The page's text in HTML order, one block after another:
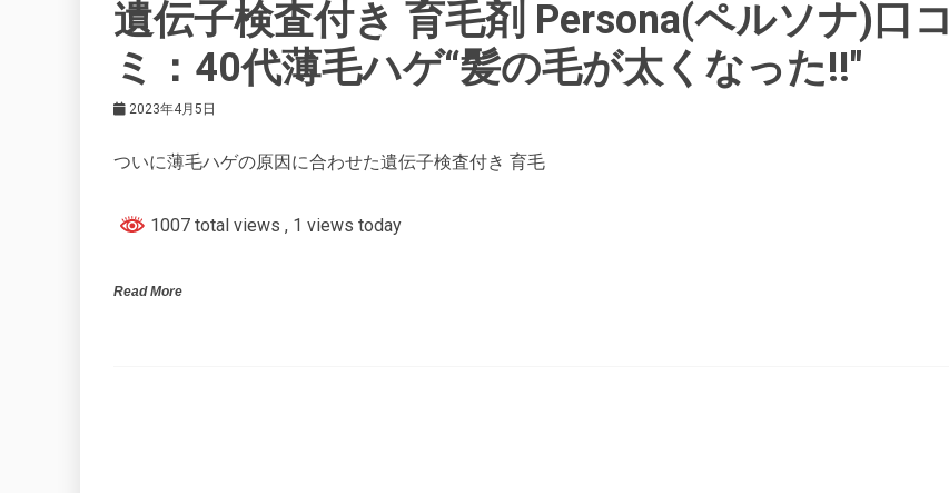
遺伝子検査付き 育毛剤 Persona(ペルソナ)口コ
ミ：40代薄毛ハゲ“髪の毛が太くなった!!″
2023年4月5日
ついに薄毛ハゲの原因に合わせた遺伝子検査付き 育毛
1007 total views , 1 views today
Read More